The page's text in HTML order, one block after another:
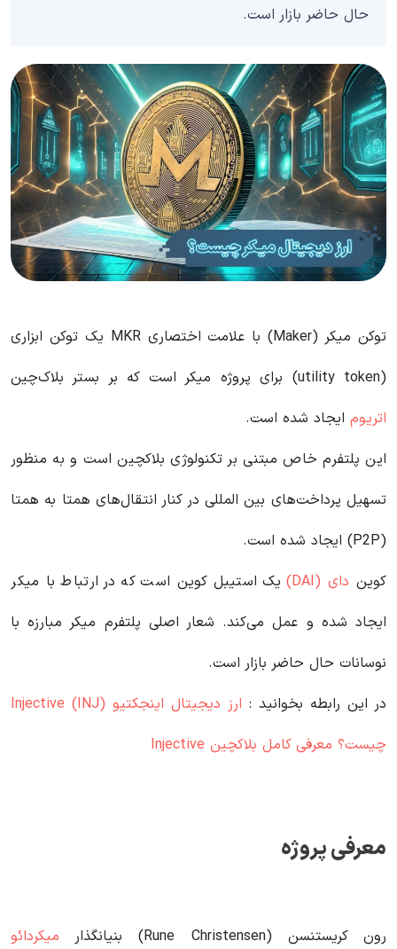
حال حاضر بازار است.
توکن میکر (Maker) با علامت اختصاری MKR یک توکن ابزاری
(utility token) برای پروژه میکر است که بر بستر بلاک‌چین
اتریوم ایجاد شده است.
این پلتفرم خاص مبتنی بر تکنولوژی بلاکچین است و به منظور
تسهیل پرداخت‌های بین المللی در کنار انتقال‌های همتا به همتا
(P2P) ایجاد شده است.
کوین دای (DAI)
یک استیبل کوین است که در ارتباط با میکر
ایجاد شده و عمل می‌کند. شعار اصلی پلتفرم میکر مبارزه با
نوسانات حال حاضر بازار است.
در این رابطه بخوانید‌ :
ارز دیجیتال اینجکتیو Injective (INJ)
چیست؟ معرفی کامل بلاکچین Injective
معرفی پروژه
رون کریستنسن (Rune Christensen) بنیانگذار
میکردائو